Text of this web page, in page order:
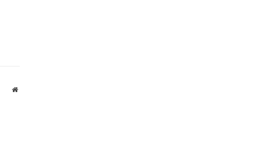
Website